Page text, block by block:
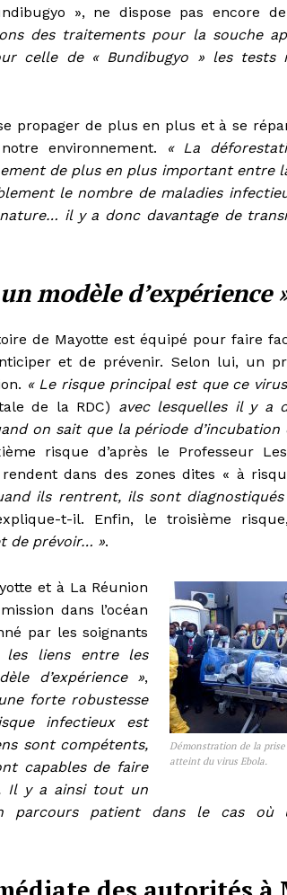
», ne dispose pas encore
des traitements pour la souche
celle de « Bundibugyo » les tests
propager de plus en plus et à se
environnement.
« La
de plus en plus important entre
le nombre de maladies
il y a donc davantage de
modèle d’expérience
de Mayotte est équipé pour faire
et de prévenir. Selon lui, un
« Le risque principal est que ce
de la RDC) avec lesquelles il y a
on sait que la période d’incubation
risque d’après le Professeur
dans des zones dites « à
ils rentrent, ils sont
t-il. Enfin, le troisième
de prévoir… ».
Démonstration de la
atteint du virus Ebola.
et à La Réunion
dans l’océan
par les soignants
les liens entre les
d’expérience »,
forte robustesse
infectieux est
sont compétents,
capables de faire
Il y a ainsi tout un
parcours patient dans le cas où